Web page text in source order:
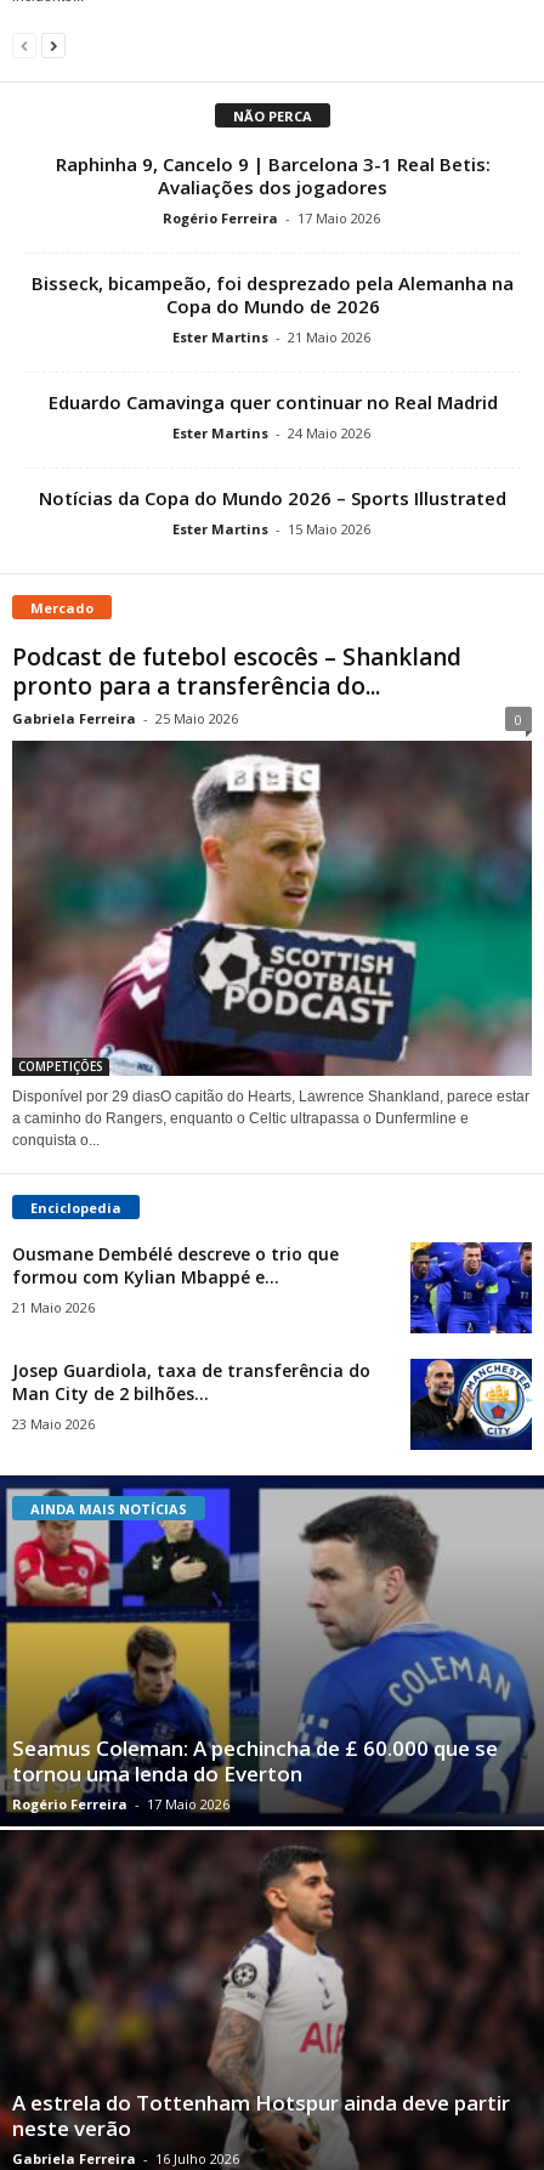
NÃO PERCA
Raphinha 9, Cancelo 9 | Barcelona 3-1 Real Betis:
Avaliações dos jogadores
Rogério Ferreira - 17 Maio 2026
Bisseck, bicampeão, foi desprezado pela Alemanha na
Copa do Mundo de 2026
Ester Martins - 21 Maio 2026
Eduardo Camavinga quer continuar no Real Madrid
Ester Martins - 24 Maio 2026
Notícias da Copa do Mundo 2026 – Sports Illustrated
Ester Martins - 15 Maio 2026
Mercado
Podcast de futebol escocês – Shankland
pronto para a transferência do...
Gabriela Ferreira - 25 Maio 2026 0
COMPETIÇÕES
Disponível por 29 diasO capitão do Hearts, Lawrence Shankland, parece estar
a caminho do Rangers, enquanto o Celtic ultrapassa o Dunfermline e
conquista o...
Enciclopedia
Ousmane Dembélé descreve o trio que
formou com Kylian Mbappé e...
21 Maio 2026
Josep Guardiola, taxa de transferência do
Man City de 2 bilhões...
23 Maio 2026
AINDA MAIS NOTÍCIAS
Seamus Coleman: A pechincha de £ 60.000 que se
tornou uma lenda do Everton
Rogério Ferreira - 17 Maio 2026
A estrela do Tottenham Hotspur ainda deve partir
neste verão
Gabriela Ferreira - 16 Julho 2026